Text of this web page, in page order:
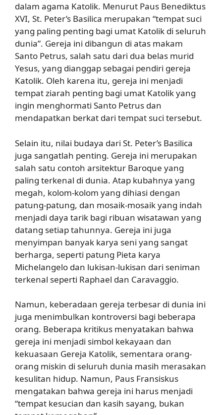
dalam agama Katolik. Menurut Paus Benediktus
XVI, St. Peter’s Basilica merupakan “tempat suci
yang paling penting bagi umat Katolik di seluruh
dunia”. Gereja ini dibangun di atas makam
Santo Petrus, salah satu dari dua belas murid
Yesus, yang dianggap sebagai pendiri gereja
Katolik. Oleh karena itu, gereja ini menjadi
tempat ziarah penting bagi umat Katolik yang
ingin menghormati Santo Petrus dan
mendapatkan berkat dari tempat suci tersebut.
Selain itu, nilai budaya dari St. Peter’s Basilica
juga sangatlah penting. Gereja ini merupakan
salah satu contoh arsitektur Baroque yang
paling terkenal di dunia. Atap kubahnya yang
megah, kolom-kolom yang dihiasi dengan
patung-patung, dan mosaik-mosaik yang indah
menjadi daya tarik bagi ribuan wisatawan yang
datang setiap tahunnya. Gereja ini juga
menyimpan banyak karya seni yang sangat
berharga, seperti patung Pieta karya
Michelangelo dan lukisan-lukisan dari seniman
terkenal seperti Raphael dan Caravaggio.
Namun, keberadaan gereja terbesar di dunia ini
juga menimbulkan kontroversi bagi beberapa
orang. Beberapa kritikus menyatakan bahwa
gereja ini menjadi simbol kekayaan dan
kekuasaan Gereja Katolik, sementara orang-
orang miskin di seluruh dunia masih merasakan
kesulitan hidup. Namun, Paus Fransiskus
mengatakan bahwa gereja ini harus menjadi
“tempat kesucian dan kasih sayang, bukan